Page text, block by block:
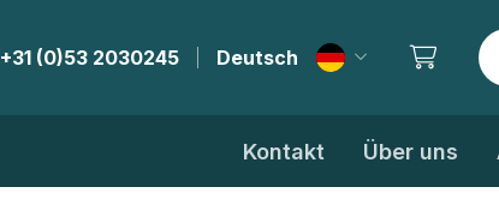
+31 (0)53 2030245 | Deutsch
Kontakt Über uns